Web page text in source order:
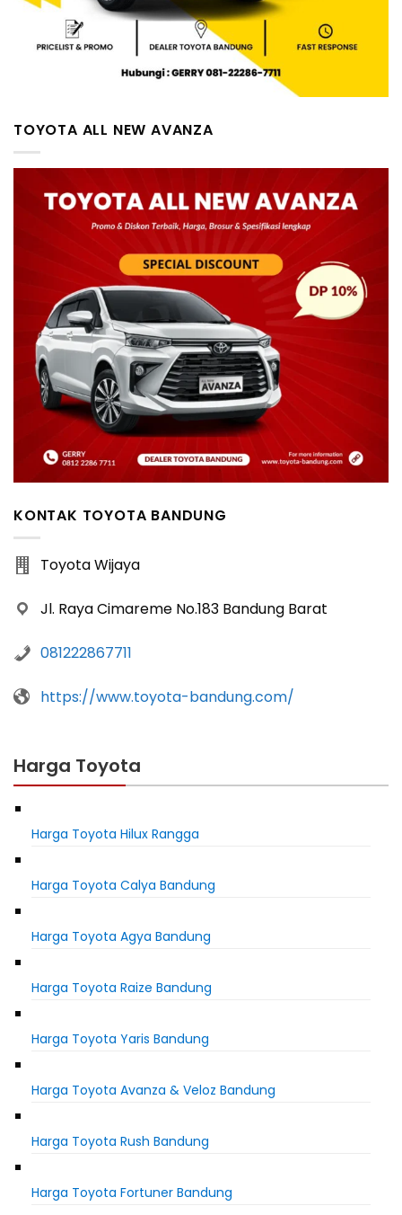
TOYOTA ALL NEW AVANZA
KONTAK TOYOTA BANDUNG
Toyota Wijaya
Jl. Raya Cimareme No.183 Bandung Barat
081222867711
https://www.toyota-bandung.com/
Harga Toyota
Harga Toyota Hilux Rangga
Harga Toyota Calya Bandung
Harga Toyota Agya Bandung
Harga Toyota Raize Bandung
Harga Toyota Yaris Bandung
Harga Toyota Avanza & Veloz Bandung
Harga Toyota Rush Bandung
Harga Toyota Fortuner Bandung